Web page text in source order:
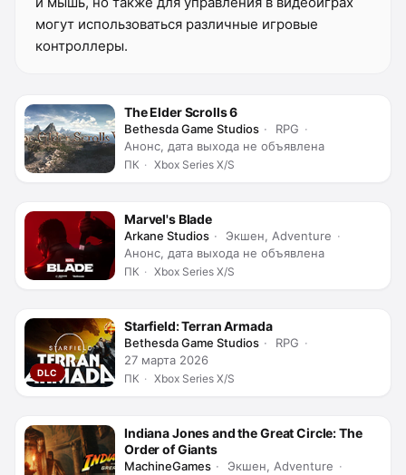
могут использоваться различные игровые
контроллеры.
The Elder Scrolls 6
Bethesda Game Studios
RPG
Анонс, дата выхода не объявлена
ПК Xbox Series X/S
Marvel's Blade
Arkane Studios
Экшен, Adventure
Анонс, дата выхода не объявлена
ПК Xbox Series X/S
DLC
Starfield: Terran Armada
Bethesda Game Studios
RPG
27 марта 2026
ПК Xbox Series X/S
Indiana Jones and the Great Circle: The
Order of Giants
MachineGames
Экшен, Adventure